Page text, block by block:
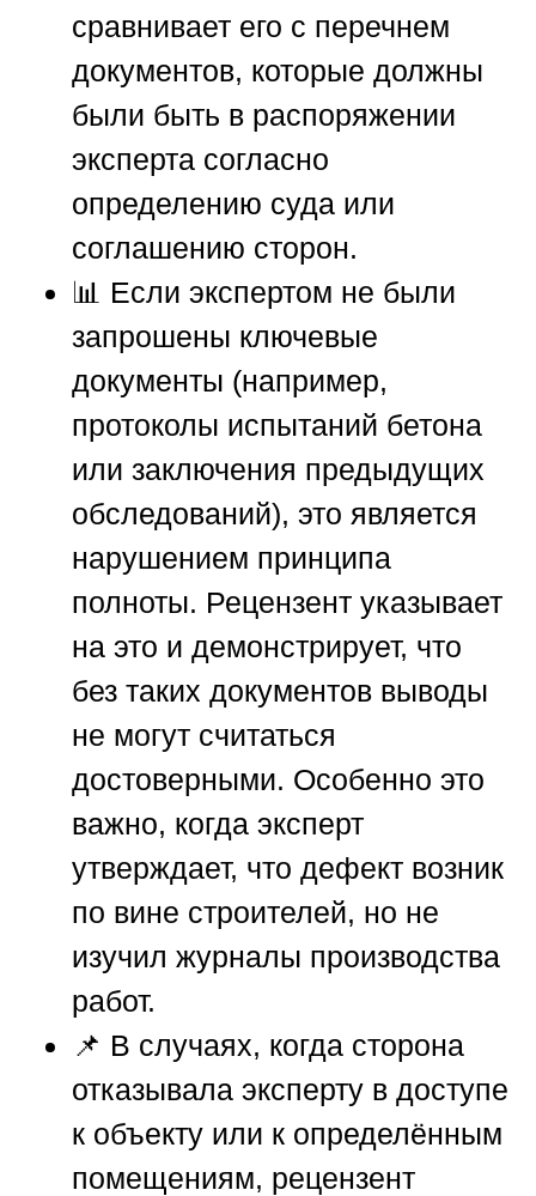
сравнивает его с перечнем
документов, которые должны
были быть в распоряжении
эксперта согласно
определению суда или
соглашению сторон.
📊 Если экспертом не были
запрошены ключевые
документы (например,
протоколы испытаний бетона
или заключения предыдущих
обследований), это является
нарушением принципа
полноты. Рецензент указывает
на это и демонстрирует, что
без таких документов выводы
не могут считаться
достоверными. Особенно это
важно, когда эксперт
утверждает, что дефект возник
по вине строителей, но не
изучил журналы производства
работ.
📌 В случаях, когда сторона
отказывала эксперту в доступе
к объекту или к определённым
помещениям, рецензент